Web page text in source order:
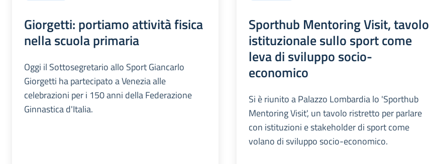
Giorgetti: portiamo attività fisica
nella scuola primaria
Oggi il Sottosegretario allo Sport Giancarlo
Giorgetti ha partecipato a Venezia alle
celebrazioni per i 150 anni della Federazione
Ginnastica d'Italia.
Sporthub Mentoring Visit, tavolo
istituzionale sullo sport come
leva di sviluppo socio-
economico
Si è riunito a Palazzo Lombardia lo 'Sporthub
Mentoring Visit', un tavolo ristretto per parlare
con istituzioni e stakeholder di sport come
volano di sviluppo socio-economico.